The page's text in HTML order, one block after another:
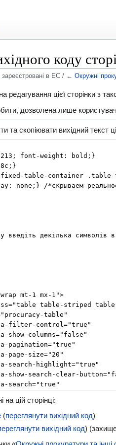
коду
зареєстровані в ЕС / ← Окружні
цієї сторінки з
дозволена лише
та скопіювати вихідний текст
цій сторінці:
(переглянути вихідний код)
вихідний код)